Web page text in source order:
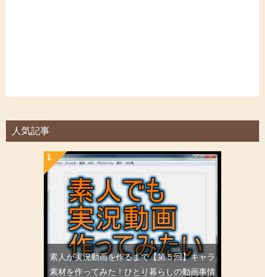
人気記事
素人が実況動画を作るまで【第５回】キャラ
素材を作ってみた！ひとり暮らしの動画事情